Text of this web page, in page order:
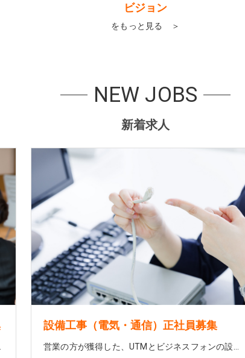
ビジョン
をもっと見る ＞
新着求人
NEW JOBS
設備工事（電気・通信）正社員募集